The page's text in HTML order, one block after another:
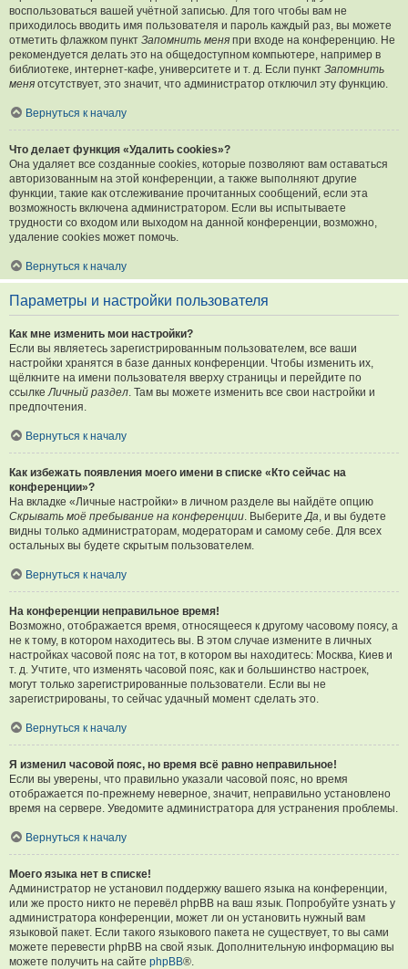
воспользоваться вашей учётной записью. Для того чтобы вам не
приходилось вводить имя пользователя и пароль каждый раз, вы можете
отметить флажком пункт Запомнить меня при входе на конференцию. Не
рекомендуется делать это на общедоступном компьютере, например в
библиотеке, интернет-кафе, университете и т. д. Если пункт Запомнить
меня отсутствует, это значит, что администратор отключил эту функцию.
Вернуться к началу
Что делает функция «Удалить cookies»?
Она удаляет все созданные cookies, которые позволяют вам оставаться
авторизованным на этой конференции, а также выполняют другие
функции, такие как отслеживание прочитанных сообщений, если эта
возможность включена администратором. Если вы испытываете
трудности со входом или выходом на данной конференции, возможно,
удаление cookies может помочь.
Вернуться к началу
Параметры и настройки пользователя
Как мне изменить мои настройки?
Если вы являетесь зарегистрированным пользователем, все ваши
настройки хранятся в базе данных конференции. Чтобы изменить их,
щёлкните на имени пользователя вверху страницы и перейдите по
ссылкеЛичный раздел. Там вы можете изменить все свои настройки и
предпочтения.
Вернуться к началу
Как избежать появления моего имени в списке «Кто сейчас на
конференции»?
На вкладке «Личные настройки» в личном разделе вы найдёте опцию
Скрывать моё пребывание на конференции. ВыберитеДа, и вы будете
видны только администраторам, модераторам и самому себе. Для всех
остальных вы будете скрытым пользователем.
Вернуться к началу
На конференции неправильное время!
Возможно, отображается время, относящееся к другому часовому поясу, а
не к тому, в котором находитесь вы. В этом случае измените в личных
настройках часовой пояс на тот, в котором вы находитесь: Москва, Киев и
т. д. Учтите, что изменять часовой пояс, как и большинство настроек,
могут только зарегистрированные пользователи. Если вы не
зарегистрированы, то сейчас удачный момент сделать это.
Вернуться к началу
Я изменил часовой пояс, но время всё равно неправильное!
Если вы уверены, что правильно указали часовой пояс, но время
отображается по-прежнему неверное, значит, неправильно установлено
время на сервере. Уведомите администратора для устранения проблемы.
Вернуться к началу
Моего языка нет в списке!
Администратор не установил поддержку вашего языка на конференции,
или же просто никто не перевёл phpBB на ваш язык. Попробуйте узнать у
администратора конференции, может ли он установить нужный вам
языковой пакет. Если такого языкового пакета не существует, то вы сами
можете перевести phpBB на свой язык. Дополнительную информацию вы
можете получить на сайте phpBB®.